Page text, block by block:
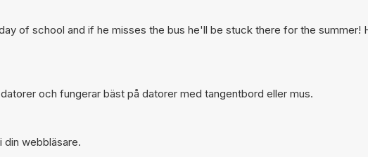
of school and if he misses the bus he'll be stuck there for the summer!
och fungerar bäst på datorer med tangentbord eller mus.
din webbläsare.